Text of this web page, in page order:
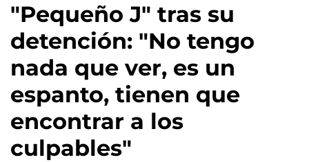
"Pequeño J" tras su
detención: "No tengo
nada que ver, es un
espanto, tienen que
encontrar a los
culpables"